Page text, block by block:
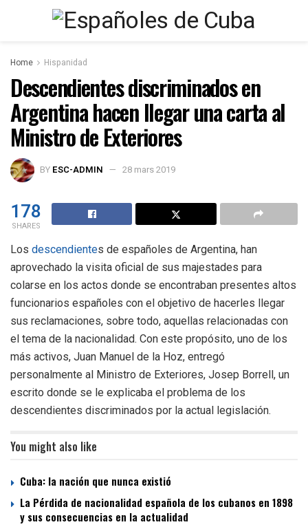
Home Hispanidad
Descendientes discriminados en
Argentina hacen llegar una carta al
Ministro de Exteriores
BY ESC-ADMIN 28 mars 2019
178
SHARES
Los descendientes de españoles de Argentina, han
aprovechado la visita oficial de sus majestades para
colarse en los actos donde se encontraban presentes altos
funcionarios españoles con el objetivo de hacerles llegar
sus reclamaciones, sobre todo, aquellas relacionadas con
el tema de la nacionalidad. Con este propósito, uno de los
más activos, Juan Manuel de la Hoz, entregó
personalmente al Ministro de Exteriores, Josep Borrell, un
escrito donde se le explicaba el problema de los
descendientes discriminados por la actual legislación.
You might also like
Cuba: la nación que nunca existió
La Pérdida de nacionalidad española de los cubanos en 1898
y sus consecuencias en la actualidad